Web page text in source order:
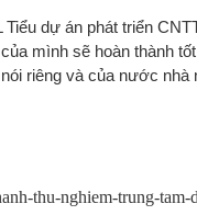
dự án phát triển
mình sẽ hoàn thành
riêng và của nước nhà
thu-nghiem-trung-tam-